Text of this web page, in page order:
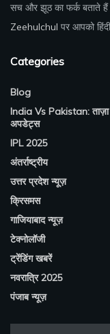
सच और झूठ का फर्क बताते हैं
Zeehulchul पर आपको
Categories
Blog
India Vs Pakistan: ताज़ा
अपडेट्स
IPL 2025
अंतर्राष्ट्रीय
उत्तर प्रदेश न्यूज़
क्रिसमस
गाजियाबाद न्यूज़
टेक्नोलॉजी
ट्रेंडिंग खबरें
नवरात्रि 2025
पंजाब न्यूज़